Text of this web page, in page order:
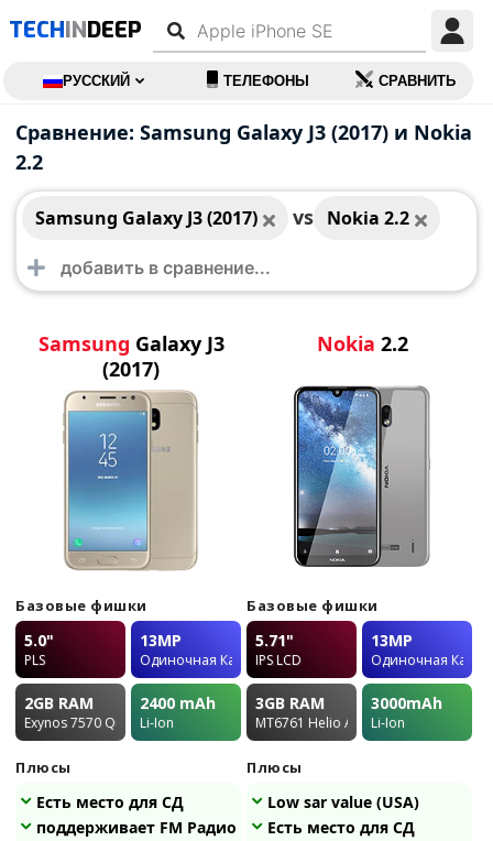
TECHINDEEP
РУССКИЙ ТЕЛЕФОНЫ СРАВНИТЬ
Сравнение: Samsung Galaxy J3 (2017) и Nokia
2.2
Samsung Galaxy J3 (2017) vs Nokia 2.2
Samsung Galaxy J3
(2017)
Samsung Galaxy J3
(2017)
Базовые фишки
5.0"
PLS
13MP
Одиночная Камера
2GB RAM
Exynos 7570 Quad
2400 mAh
Li-Ion
Плюсы
Есть место для СД
поддерживает FM Радио
Nokia 2.2
Nokia 2.2
Базовые фишки
5.71"
IPS LCD
13MP
Одиночная
3GB RAM
MT6761 Helio A22
3000mAh
Li-Ion
Плюсы
Low sar value (USA)
Есть место для СД